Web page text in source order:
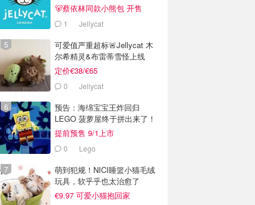
🐻蔡依林同款小熊包 开售
1 Jellycat
可爱值严重超标🚨Jellycat 木
尔希精灵&布雷蒂雪怪上线
定价€38/€65
0 Jellycat
预告：海绵宝宝王炸回归
LEGO 菠萝屋终于拼出来了！
提前预售 9/1上市
0 Lego
萌到犯规！NICI睡篮小猫毛绒
玩具，软乎乎也太治愈了
€9.97 可爱小猫抱回家